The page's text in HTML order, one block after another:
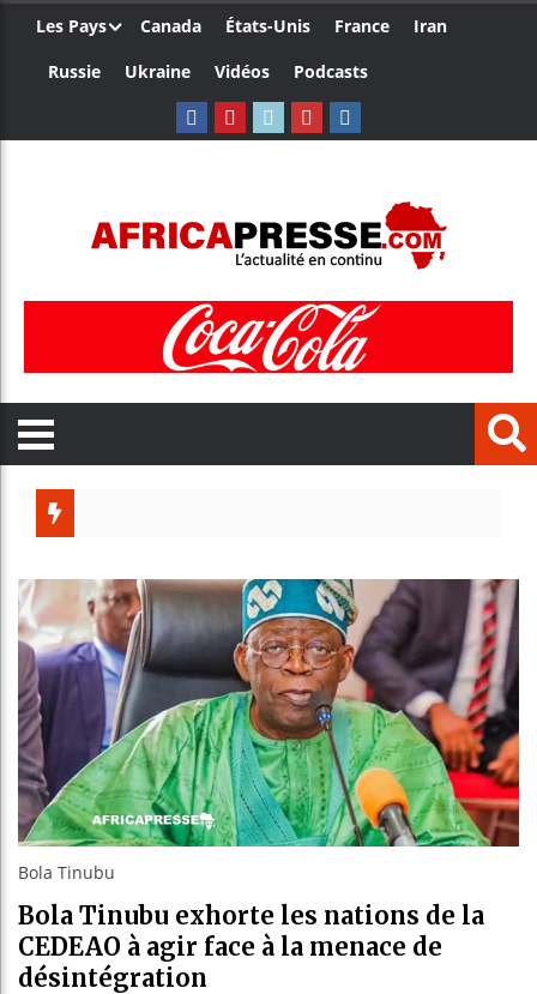
Les Pays Canada États-Unis France
Iran
Russie
Ukraine Vidéos Podcasts
Bénin :
Aliko
Bola Tinubu
Bola Tinubu exhorte les nations de la
CEDEAO à agir face à la menace de
désintégration